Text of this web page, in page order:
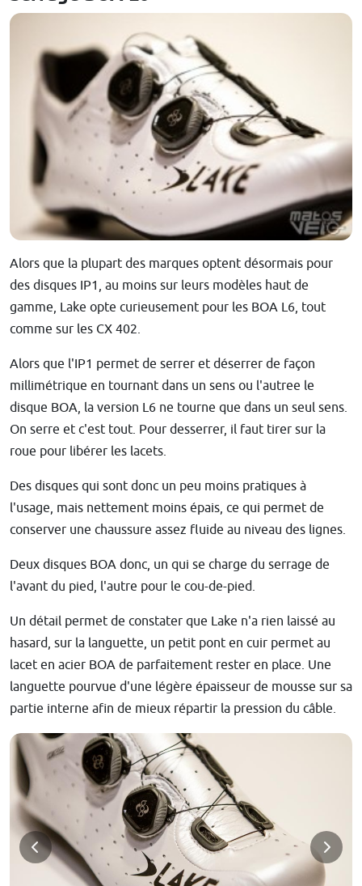
Alors que la plupart des marques optent désormais pour
des disques IP1, au moins sur leurs modèles haut de
gamme, Lake opte curieusement pour les BOA L6, tout
comme sur les CX 402.
Alors que l'IP1 permet de serrer et déserrer de façon
millimétrique en tournant dans un sens ou l'autree le
disque BOA, la version L6 ne tourne que dans un seul sens.
On serre et c'est tout. Pour desserrer, il faut tirer sur la
roue pour libérer les lacets.
Des disques qui sont donc un peu moins pratiques à
l'usage, mais nettement moins épais, ce qui permet de
conserver une chaussure assez fluide au niveau des lignes.
Deux disques BOA donc, un qui se charge du serrage de
l'avant du pied, l'autre pour le cou-de-pied.
Un détail permet de constater que Lake n'a rien laissé au
hasard, sur la languette, un petit pont en cuir permet au
lacet en acier BOA de parfaitement rester en place. Une
languette pourvue d'une légère épaisseur de mousse sur sa
partie interne afin de mieux répartir la pression du câble.